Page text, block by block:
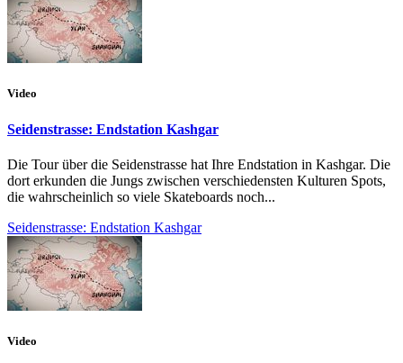
Video
Seidenstrasse: Endstation Kashgar
Die Tour über die Seidenstrasse hat Ihre Endstation in Kashgar. Die
dort erkunden die Jungs zwischen verschiedensten Kulturen Spots,
die wahrscheinlich so viele Skateboards noch...
Seidenstrasse: Endstation Kashgar
Video